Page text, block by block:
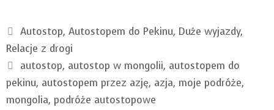
Kategorie
Autostop, Autostopem do Pekinu, Duże wyjazdy,
Relacje z drogi
Tagi
autostop, autostop w mongolii, autostopem do
pekinu, autostopem przez azję, azja, moje podróże,
mongolia, podróże autostopowe